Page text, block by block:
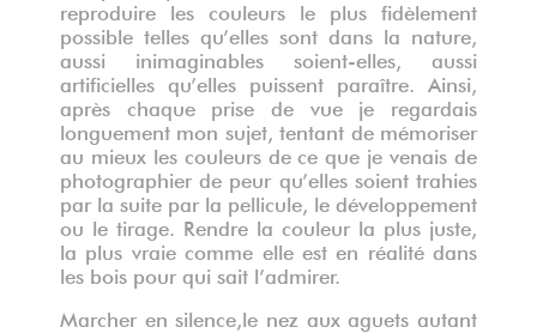
reproduire les couleurs le plus fidèlement
possible telles qu’elles sont dans la nature,
aussi inimaginables soient-elles, aussi
artificielles qu’elles puissent paraître. Ainsi,
après chaque prise de vue je regardais
longuement mon sujet, tentant de mémoriser
au mieux les couleurs de ce que je venais de
photographier de peur qu’elles soient trahies
par la suite par la pellicule, le développement
ou le tirage. Rendre la couleur la plus juste,
la plus vraie comme elle est en réalité dans
les bois pour qui sait l’admirer.
Marcher en silence,le nez aux aguets autant